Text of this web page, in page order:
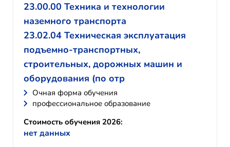
23.00.00 Техника и технологии
наземного транспорта
23.02.04 Техническая эксплуатация
подъемно-транспортных,
строительных, дорожных машин и
оборудования (по отр
Очная форма обучения
профессиональное образование
Стоимость обучения 2026:
нет данных